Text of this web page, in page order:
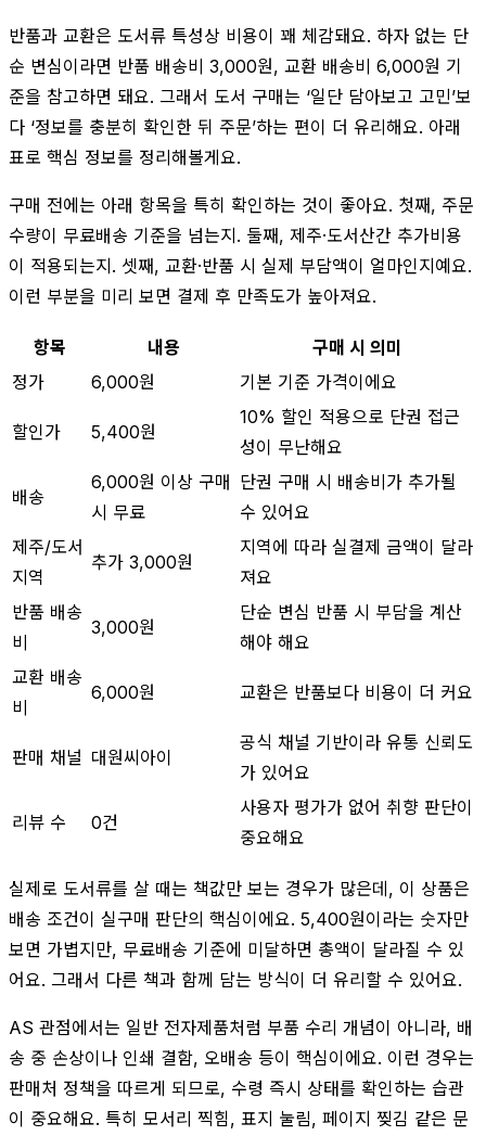
반품과 교환은 도서류 특성상 비용이 꽤 체감돼요. 하자 없는 단
순 변심이라면 반품 배송비 3,000원, 교환 배송비 6,000원 기
준을 참고하면 돼요. 그래서 도서 구매는 ‘일단 담아보고 고민’보
다 ‘정보를 충분히 확인한 뒤 주문’하는 편이 더 유리해요. 아래
표로 핵심 정보를 정리해볼게요.
구매 전에는 아래 항목을 특히 확인하는 것이 좋아요. 첫째, 주문
수량이 무료배송 기준을 넘는지. 둘째, 제주·도서산간 추가비용
이 적용되는지. 셋째, 교환·반품 시 실제 부담액이 얼마인지예요.
이런 부분을 미리 보면 결제 후 만족도가 높아져요.
항목 내용
구매 시 의미
정가
6,000원 기본 기준 가격이에요
할인가 5,400원
10% 할인 적용으로 단권 접근
성이 무난해요
배송
6,000원 이상 구매
시 무료
단권 구매 시 배송비가 추가될
수 있어요
제주/도서
지역
추가 3,000원
지역에 따라 실결제 금액이 달라
져요
반품 배송
비
3,000원
단순 변심 반품 시 부담을 계산
해야 해요
교환 배송
비
6,000원 교환은 반품보다 비용이 더 커요
판매 채널 대원씨아이
공식 채널 기반이라 유통 신뢰도
가 있어요
리뷰 수 0건
사용자 평가가 없어 취향 판단이
중요해요
실제로 도서류를 살 때는 책값만 보는 경우가 많은데, 이 상품은
배송 조건이 실구매 판단의 핵심이에요. 5,400원이라는 숫자만
보면 가볍지만, 무료배송 기준에 미달하면 총액이 달라질 수 있
어요. 그래서 다른 책과 함께 담는 방식이 더 유리할 수 있어요.
AS 관점에서는 일반 전자제품처럼 부품 수리 개념이 아니라, 배
송 중 손상이나 인쇄 결함, 오배송 등이 핵심이에요. 이런 경우는
판매처 정책을 따르게 되므로, 수령 즉시 상태를 확인하는 습관
이 중요해요. 특히 모서리 찍힘, 표지 눌림, 페이지 찢김 같은 문